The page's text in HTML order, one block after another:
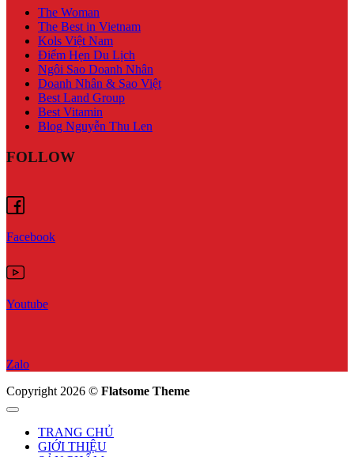
The Woman
The Best in Vietnam
Kols Việt Nam
Điểm Hẹn Du Lịch
Ngôi Sao Doanh Nhân
Doanh Nhân & Sao Việt
Best Land Group
Best Vitamin
Blog Nguyễn Thu Len
FOLLOW
Facebook
Youtube
Zalo
Copyright 2026 © Flatsome Theme
TRANG CHỦ
GIỚI THIỆU